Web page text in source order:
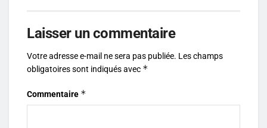
Laisser un commentaire
Votre adresse e-mail ne sera pas publiée. Les champs
obligatoires sont indiqués avec *
Commentaire *